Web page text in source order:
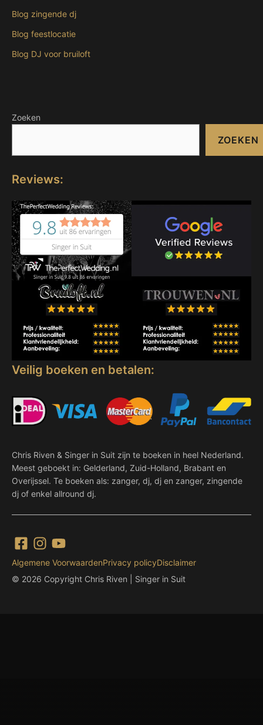
Blog zingende dj
Blog feestlocatie
Blog DJ voor bruiloft
Zoeken
ZOEKEN
Reviews:
Veilig boeken en betalen:
Chris Riven & Singer in Suit zijn te boeken in heel Nederland.
Meest geboekt in: Gelderland, Zuid-Holland, Brabant en
Overijssel. Te boeken als: zanger, dj, dj en zanger, zingende
dj of enkel allround dj.
© 2026 Copyright Chris Riven | Singer in Suit
Algemene VoorwaardenPrivacy policyDisclaimer